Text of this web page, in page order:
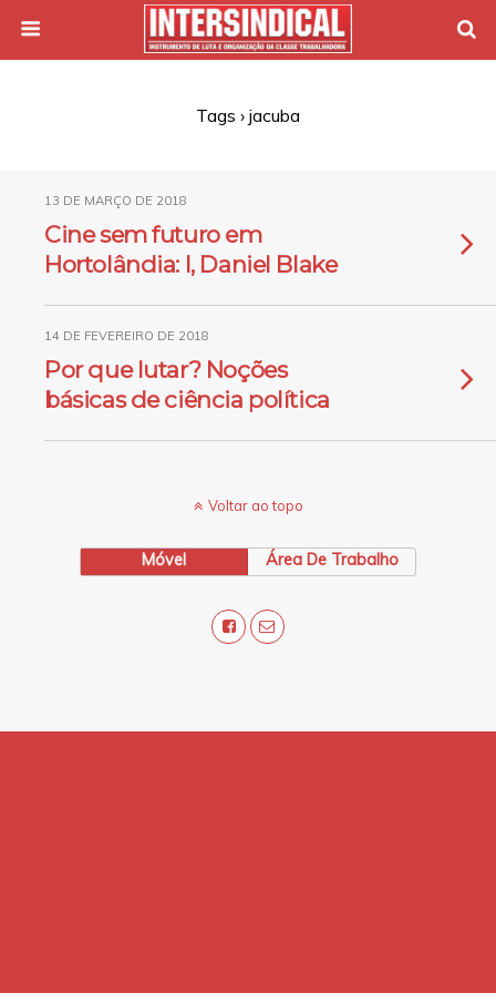
Tags › jacuba
13 DE MARÇO DE 2018
Cine sem futuro em
Hortolândia: I, Daniel Blake
14 DE FEVEREIRO DE 2018
Por que lutar? Noções
básicas de ciência política
Voltar ao topo
Móvel Área De Trabalho